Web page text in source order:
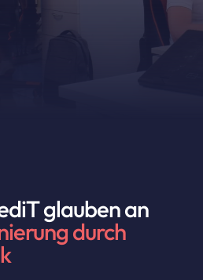
glauben an
durch